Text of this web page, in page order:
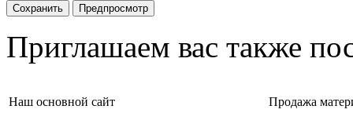
Приглашаем вас также
Наш основной сайт Продажа